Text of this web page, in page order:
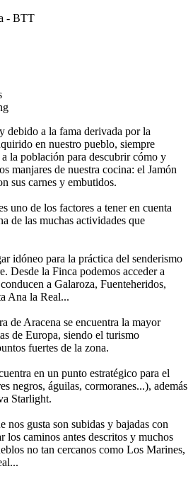
- BTT
debido a la fama derivada por la
en nuestro pueblo, siempre
la población para descubrir cómo y
manjares de nuestra cocina: el Jamón
sus carnes y embutidos.
uno de los factores a tener en cuenta
de las muchas actividades que
idóneo para la práctica del senderismo
Desde la Finca podemos acceder a
a Galaroza, Fuenteheridos,
Ana la Real...
de Aracena se encuentra la mayor
de Europa, siendo el turismo
fuertes de la zona.
en un punto estratégico para el
negros, águilas, cormoranes...), además
Starlight.
nos gusta son subidas y bajadas con
los caminos antes descritos y muchos
no tan cercanos como Los Marines,